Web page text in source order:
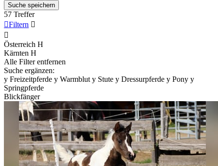
Suche speichern
57 Treffer
Filtern 

Österreich H
Kärnten H
Alle Filter entfernen
Suche ergänzen:
y Freizeitpferde y Warmblut y Stute y Dressurpferde y Pony y
Springpferde
Blickfänger